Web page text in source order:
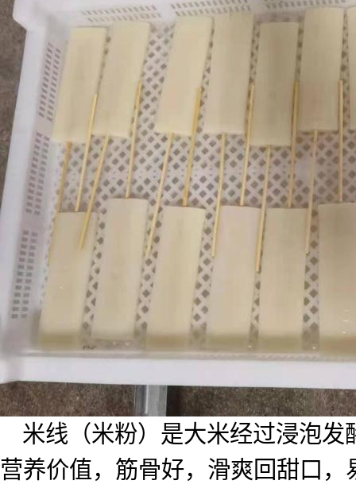
米线（米粉）是大米经过浸泡
营养价值，筋骨好，滑爽回甜口